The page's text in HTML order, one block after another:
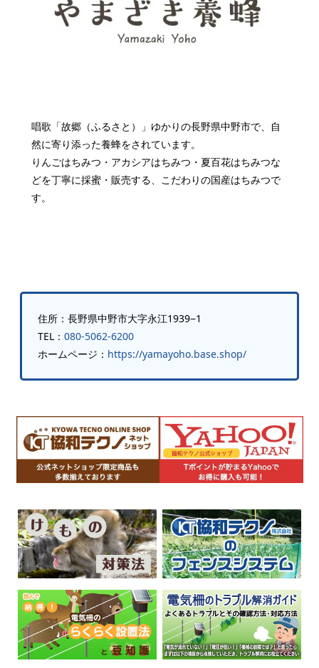
唱歌「故郷（ふるさと）」ゆかりの長野県中野市で、自
然に寄り添った養蜂をされています。
りんごはちみつ・アカシアはちみつ・夏百花はちみつな
どを丁寧に採蜜・販売する、こだわりの国産はちみつで
す。
住所：長野県中野市大字永江1939−1
TEL： 080-5062-6200
ホームページ： https://yamayoho.base.shop/